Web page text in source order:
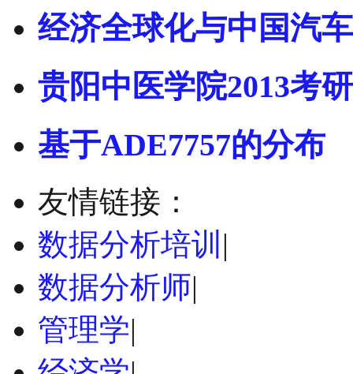
经济全球化与中国汽
贵阳中医学院2013考研
基于ADE7757的分布
友情链接：
数据分析培训 |
数据分析师|
管理学|